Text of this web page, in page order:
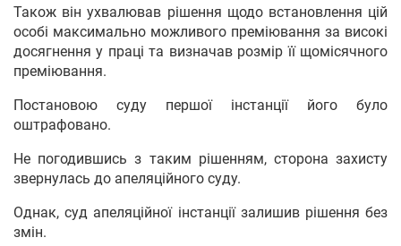
Також він ухвалював рішення щодо встановлення цій
особі максимально можливого преміювання за високі
досягнення у праці та визначав розмір її щомісячного
преміювання.
Постановою суду першої інстанції його було
оштрафовано.
Не погодившись з таким рішенням, сторона захисту
звернулась до апеляційного суду.
Однак, суд апеляційної інстанції залишив рішення без
змін.